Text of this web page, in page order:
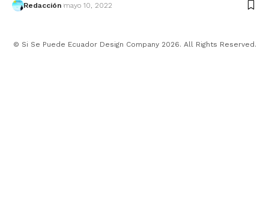
Redacción mayo 10, 2022
© Si Se Puede Ecuador Design Company 2026. All Rights Reserved.